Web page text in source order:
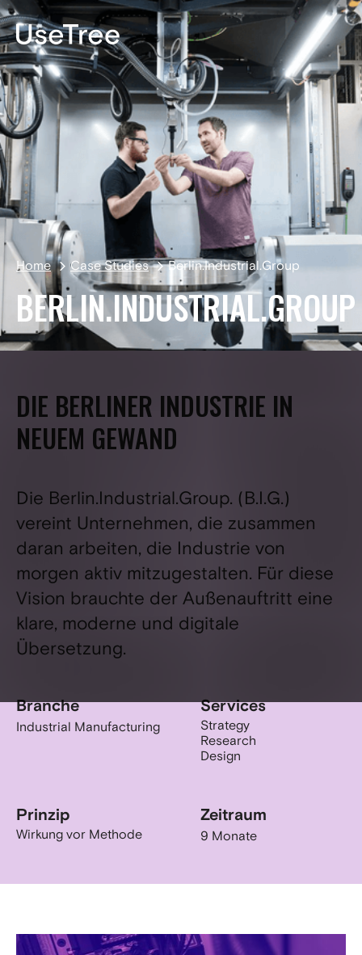
EN
Home Case Studies Berlin.Industrial.Group
BERLIN.INDUSTRIAL.GROUP
DIE BERLINER INDUSTRIE IN
NEUEM GEWAND
Die Berlin.Industrial.Group. (B.I.G.)
vereint Unternehmen, die zusammen
daran arbeiten, die Industrie von
morgen aktiv mitzugestalten. Für diese
Vision brauchte der Außenauftritt eine
klare, moderne und digitale
Übersetzung.
Branche
Industrial Manufacturing
Services
Strategy
Research
Design
Prinzip
Wirkung vor Methode
Zeitraum
9 Monate